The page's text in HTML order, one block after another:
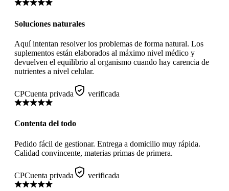
Soluciones naturales
Aquí intentan resolver los problemas de forma natural. Los
suplementos están elaborados al máximo nivel médico y
devuelven el equilibrio al organismo cuando hay carencia de
nutrientes a nivel celular.
CPCuenta privada verificada
Contenta del todo
Pedido fácil de gestionar. Entrega a domicilio muy rápida.
Calidad convincente, materias primas de primera.
CPCuenta privada verificada